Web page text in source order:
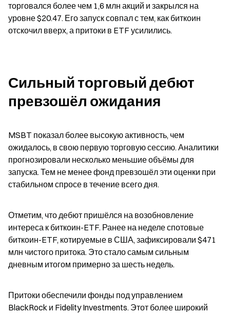
торговался более чем 1,6 млн акций и закрылся на
уровне $20.47. Его запуск совпал с тем, как биткоин
отскочил вверх, а притоки в ETF усилились.
Сильный торговый дебют
превзошёл ожидания
MSBT показал более высокую активность, чем
ожидалось, в свою первую торговую сессию. Аналитики
прогнозировали несколько меньшие объёмы для
запуска. Тем не менее фонд превзошёл эти оценки при
стабильном спросе в течение всего дня.
Отметим, что дебют пришёлся на возобновление
интереса к биткоин-ETF. Ранее на неделе спотовые
биткоин-ETF, котируемые в США, зафиксировали $471
млн чистого притока. Это стало самым сильным
дневным итогом примерно за шесть недель.
Притоки обеспечили фонды под управлением
BlackRock и Fidelity Investments. Этот более широкий